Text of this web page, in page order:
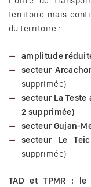
territoire mais
du territoire :
amplitude
secteur
supprimée)
secteur La Teste
2 supprimée)
secteur Gujan-
secteur Le
supprimée)
TAD et TPMR :